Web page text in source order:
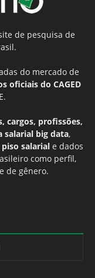
de pesquisa de
do mercado de
oficiais do CAGED
cargos, profissões,
salarial big data,
piso salarial e dados
como perfil,
de gênero.